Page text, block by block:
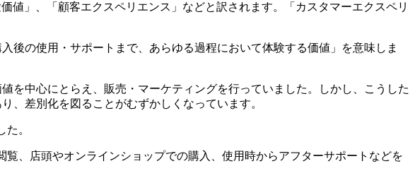
値」、「顧客エクスペリエンス」などと訳されます。「カスタマーエクスペリ
後の使用・サポートまで、あらゆる過程において体験する価値」を意味しま
を中心にとらえ、販売・マーケティングを行っていました。しかし、こうした
、差別化を図ることがむずかしくなっています。
。
、店頭やオンラインショップでの購入、使用時からアフターサポートなどを